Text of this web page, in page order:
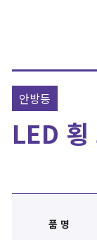
안방등
LED 횡
품 명